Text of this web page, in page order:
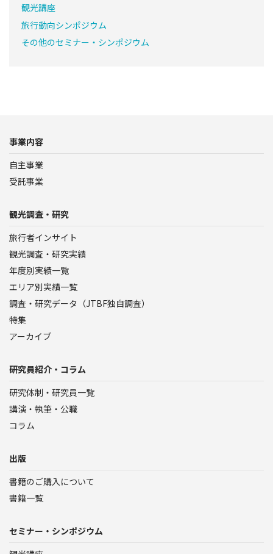
観光講座
旅行動向シンポジウム
その他のセミナー・シンポジウム
事業内容
自主事業
受託事業
観光調査・研究
旅行者インサイト
観光調査・研究実績
年度別実績一覧
エリア別実績一覧
調査・研究データ（JTBF独自調査）
特集
アーカイブ
研究員紹介・コラム
研究体制・研究員一覧
講演・執筆・公職
コラム
出版
書籍のご購入について
書籍一覧
セミナー・シンポジウム